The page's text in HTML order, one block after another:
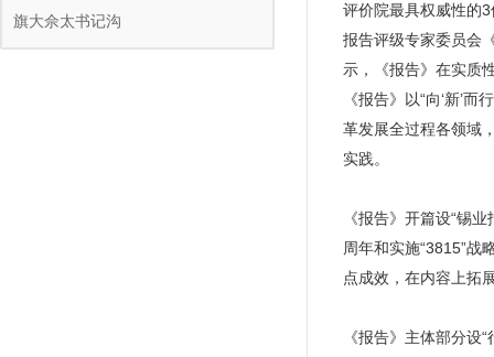
旗大佘太书记沟
评价院最具权威性的
报告评级专家委员会
示，《报告》在实质
《报告》以“向‘新’
革发展全过程各领域
实践。
《报告》开篇设“锡
周年和实施“3815”战
点成效，在内容上拓
《报告》主体部分设